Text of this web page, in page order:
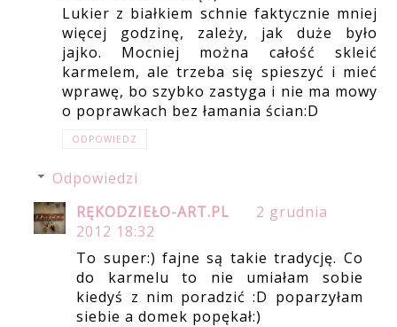
Lukier z białkiem schnie faktycznie mniej
więcej godzinę, zależy, jak duże było
jajko. Mocniej można całość skleić
karmelem, ale trzeba się spieszyć i mieć
wprawę, bo szybko zastyga i nie ma mowy
o poprawkach bez łamania ścian:D
ODPOWIEDZ
Odpowiedzi
RĘKODZIEŁO-ART.PL
2 grudnia
2012 18:32
To super:) fajne są takie tradycję. Co
do karmelu to nie umiałam sobie
kiedyś z nim poradzić :D poparzyłam
siebie a domek popękał:)